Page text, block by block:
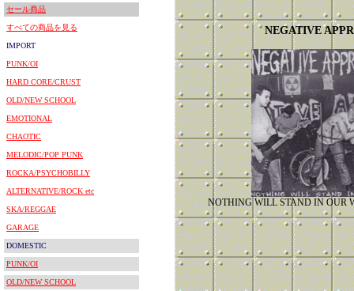
セール商品
すべての商品を見る
IMPORT
PUNK/OI
HARD CORE/CRUST
OLD/NEW SCHOOL
EMOTIONAL
CHAOTIC
MELODIC/POP PUNK
ROCKA/PSYCHOBILLY
ALTERNATIVE/ROCK etc
SKA/REGGAE
GARAGE
DOMESTIC
PUNK/OI
OLD/NEW SCHOOL
NEGATIVE
NOTHING WILL STAND IN